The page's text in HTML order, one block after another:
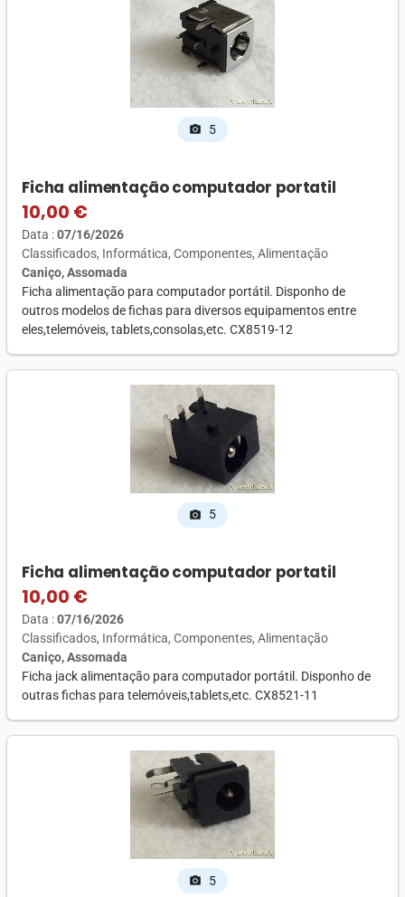
photo_camera 5
Ficha alimentação computador portatil
10,00 €
Data :07/16/2026
Classificados Informática Componentes Alimentação
Caniço, Assomada
Ficha alimentação para computador portátil. Disponho de
outros modelos de fichas para diversos equipamentos entre
eles,telemóveis, tablets,consolas,etc. CX8519-12
photo_camera 5
Ficha alimentação computador portatil
10,00 €
Data :07/16/2026
Classificados Informática Componentes Alimentação
Caniço, Assomada
Ficha jack alimentação para computador portátil. Disponho de
outras fichas para telemóveis,tablets,etc. CX8521-11
photo_camera 5